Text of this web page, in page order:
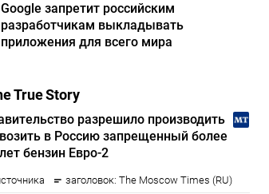
Google запретит российским
разработчикам выкладывать
приложения для всего мира